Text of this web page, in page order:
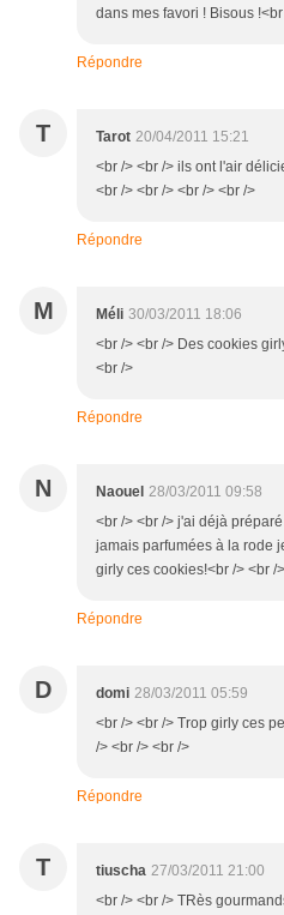
dans mes favori ! Bisous
Répondre
T Tarot 20/04/2011 15:21
<br /> <br /> ils ont l'air
<br /> <br /> <br /> <br />
Répondre
M Méli 30/03/2011 18:06
<br /> <br /> Des cookies
<br />
Répondre
N Naouel 28/03/2011 09:58
<br /> <br /> j'ai déjà
jamais parfumées à la rode
girly ces cookies!<br /> <br /
Répondre
D domi 28/03/2011 05:59
<br /> <br /> Trop girly ces
/> <br /> <br />
Répondre
T tiuscha 27/03/2011 21:00
<br /> <br /> TRès